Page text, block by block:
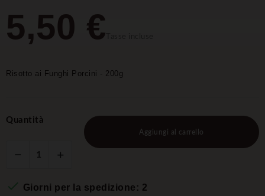
5,50 €
Risotto ai Funghi Porcini - 200g
Quantità
Aggiungi al carrello
 Giorni per la spedizione: 2